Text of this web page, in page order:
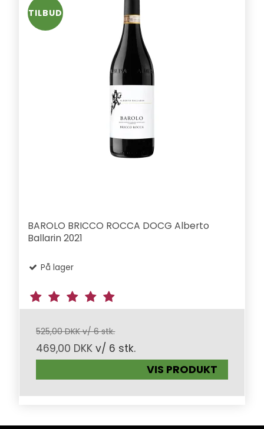
TILBUD
BAROLO BRICCO ROCCA DOCG Alberto
Ballarin 2021
På lager
525,00 DKK v/ 6 stk.
469,00 DKK v/ 6 stk.
VIS PRODUKT